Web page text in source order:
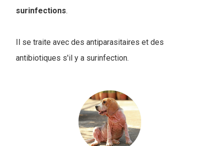
surinfections.
Il se traite avec des antiparasitaires et des
antibiotiques s'il y a surinfection.